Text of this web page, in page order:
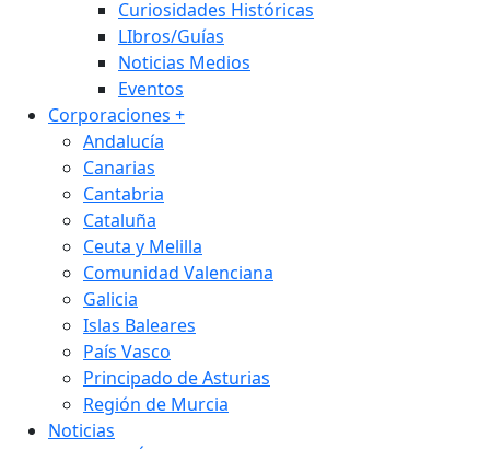
Curiosidades Históricas
LIbros/Guías
Noticias Medios
Eventos
Corporaciones +
Andalucía
Canarias
Cantabria
Cataluña
Ceuta y Melilla
Comunidad Valenciana
Galicia
Islas Baleares
País Vasco
Principado de Asturias
Región de Murcia
Noticias